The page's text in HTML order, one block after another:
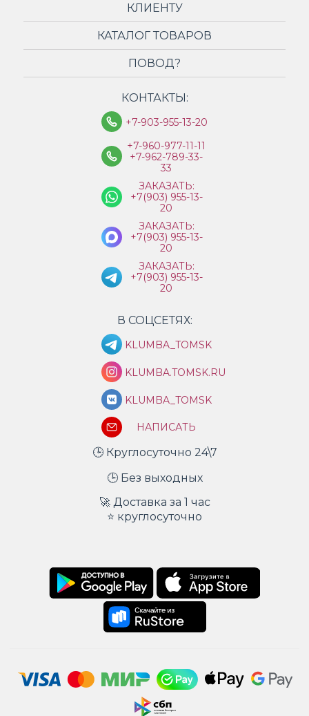
КЛИЕНТУ
КАТАЛОГ ТОВАРОВ
ПОВОД?
КОНТАКТЫ:
+7-903-955-13-20
+7-960-977-11-11
+7-962-789-33-
33
ЗАКАЗАТЬ:
+7(903) 955-13-
20
ЗАКАЗАТЬ:
+7(903) 955-13-
20
ЗАКАЗАТЬ:
+7(903) 955-13-
20
В СОЦСЕТЯХ:
KLUMBA_TOMSK
KLUMBA.TOMSK.RU
KLUMBA_TOMSK
НАПИСАТЬ
🕒 Круглосуточно 24\7
🕒 Без выходных
🚀 Доставка за 1 час
⭐ круглосуточно